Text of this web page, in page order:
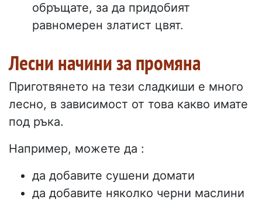
обръщате, за да придобият
равномерен златист цвят.
Лесни начини за промяна
Приготвянето на тези сладкиши е много
лесно, в зависимост от това какво имате
под ръка.
Например, можете да :
да добавите сушени домати
да добавите няколко черни маслини